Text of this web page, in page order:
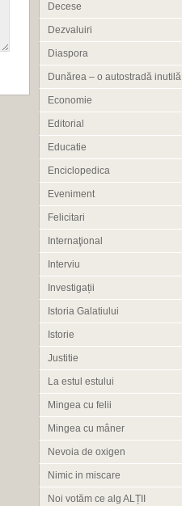
Decese
Dezvaluiri
Diaspora
Dunărea – o autostradă inutilă
Economie
Editorial
Educatie
Enciclopedica
Eveniment
Felicitari
Internaţional
Interviu
Investigații
Istoria Galatiului
Istorie
Justitie
La estul estului
Mingea cu felii
Mingea cu mâner
Nevoia de oxigen
Nimic in miscare
Noi votăm ce alg ALȚII